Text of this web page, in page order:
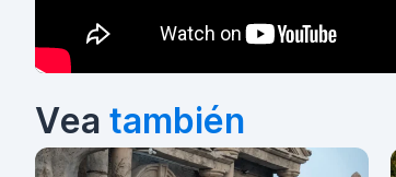
Vea también